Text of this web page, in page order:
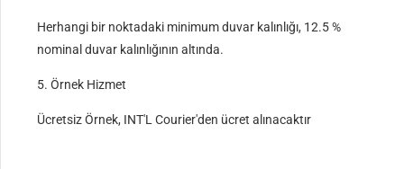
Herhangi bir noktadaki minimum duvar kalınlığı, 12.5 %
nominal duvar kalınlığının altında.
5. Örnek Hizmet
Ücretsiz Örnek, INT'L Courier'den ücret alınacaktır